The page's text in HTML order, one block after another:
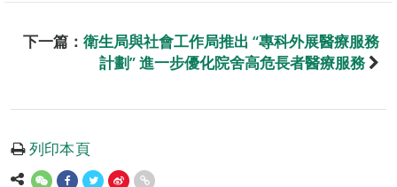
下一篇： 衛生局與社會工作局推出 “專科外展醫療服務
計劃” 進一步優化院舍高危長者醫療服務
列印本頁